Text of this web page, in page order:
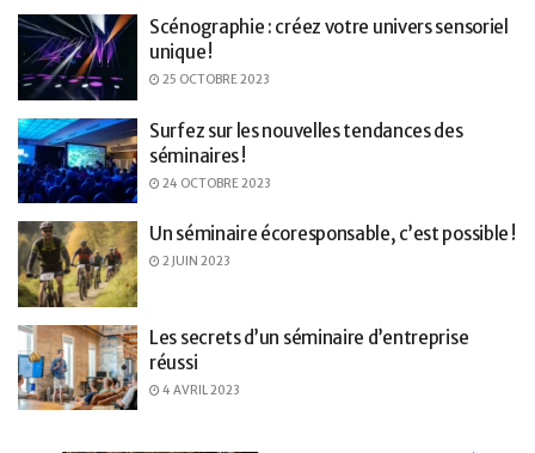
Scénographie : créez votre univers sensoriel
unique !
25 OCTOBRE 2023
Surfez sur les nouvelles tendances des
séminaires !
24 OCTOBRE 2023
Un séminaire écoresponsable, c’est possible !
2 JUIN 2023
Les secrets d’un séminaire d’entreprise
réussi
4 AVRIL 2023